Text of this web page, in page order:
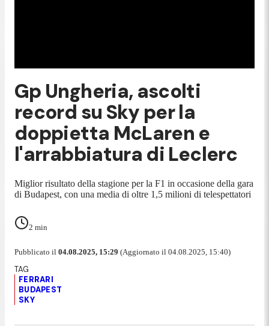
Gp Ungheria, ascolti
record su Sky per la
doppietta McLaren e
l'arrabbiatura di Leclerc
Miglior risultato della stagione per la F1 in occasione della gara
di Budapest, con una media di oltre 1,5 milioni di telespettatori
2 min
Pubblicato il 04.08.2025, 15:29 (Aggiornato il 04.08.2025, 15:40)
FERRARI
BUDAPEST
SKY